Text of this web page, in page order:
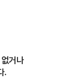
거나
.